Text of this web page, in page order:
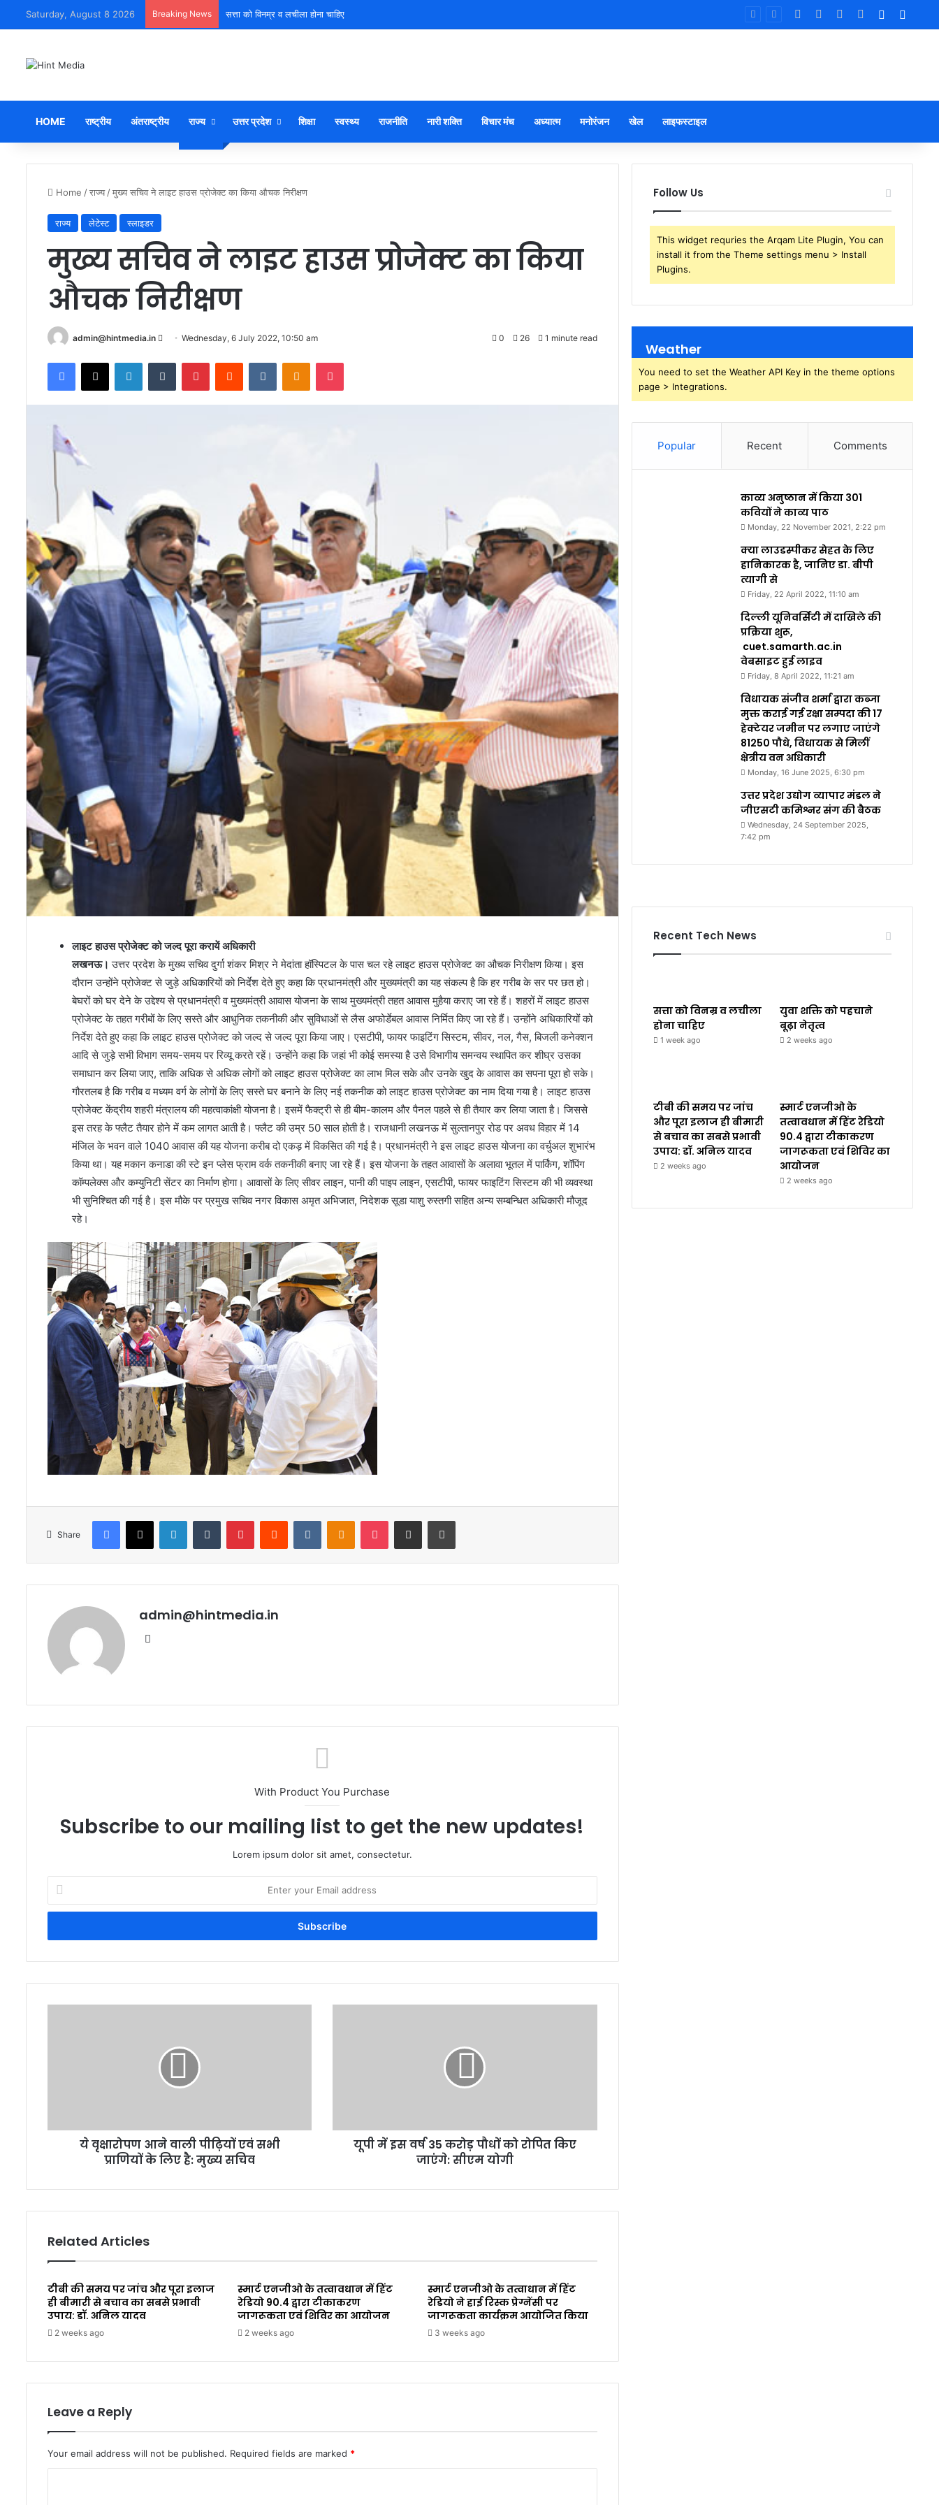
Saturday, August 8 2026 Breaking News युवा शक्ति को पहचाने बूढ़ा नेतृत्व Facebook YouTubeInstagram
Log In
HOME राष्ट्रीय अंतराष्ट्रीय राज्य उत्तर प्रदेश शिक्षा स्वस्थ्य राजनीति नारी शक्ति विचार मंच अध्यात्म मनोरंजन खेल लाइफस्टाइल
Home /राज्य /मुख्य सचिव ने लाइट हाउस प्रोजेक्ट का किया औचक निरीक्षण
राज्य लेटेस्ट स्लाइडर
मुख्य सचिव ने लाइट हाउस प्रोजेक्ट का किया
औचक निरीक्षण
admin@hintmedia.in
Send
email
Wednesday, 6 July 2022, 10:50 am 0 26 1 minute read
Facebook
X LinkedInTumblr PinterestReddit VKontakteOdnoklassniki
Pocket
लाइट हाउस प्रोजेक्ट को जल्द पूरा करायें अधिकारी
लखनऊ। उत्तर प्रदेश के मुख्य सचिव दुर्गा शंकर मिश्र ने मेदांता हॉस्पिटल के पास चल रहे लाइट हाउस प्रोजेक्ट का औचक निरीक्षण किया। इस
दौरान उन्होंने प्रोजेक्ट से जुड़े अधिकारियों को निर्देश देते हुए कहा कि प्रधानमंत्री और मुख्यमंत्री का यह संकल्प है कि हर गरीब के सर पर छत हो।
बेघरों को घर देने के उद्देश्य से प्रधानमंत्री व मुख्यमंत्री आवास योजना के साथ मुख्यमंत्री तहत आवास मुहैया कराए जा रहे हैं। शहरों में लाइट हाउस
प्रोजेक्ट के तहत गरीबों के लिए सस्ते और आधुनिक तकनीकी और सुविधाओं से लैस अफोर्डेबल आवास निर्मित किए जा रहे हैं। उन्होंने अधिकारियों को
निर्देश देते हुए कहा कि लाइट हाउस प्रोजेक्ट को जल्द से जल्द पूरा किया जाए। एसटीपी, फायर फाइटिंग सिस्टम, सीवर, नल, गैस, बिजली कनेक्शन
आदि से जुड़े सभी विभाग समय-समय पर रिव्यू करते रहें। उन्होंने कहा कि जहां भी कोई समस्या है उसे विभागीय समन्वय स्थापित कर शीघ्र उसका
समाधान कर लिया जाए, ताकि अधिक से अधिक लोगों को लाइट हाउस प्रोजेक्ट का लाभ मिल सके और उनके खुद के आवास का सपना पूरा हो सके।
गौरतलब है कि गरीब व मध्यम वर्ग के लोगों के लिए सस्ते घर बनाने के लिए नई तकनीक को लाइट हाउस प्रोजेक्ट का नाम दिया गया है। लाइट हाउस
प्रोजेक्ट केंद्रीय शहरी मंत्रालय की महत्वाकांक्षी योजना है। इसमें फैक्ट्री से ही बीम-कालम और पैनल पहले से ही तैयार कर लिया जाता है। जिससे
इस तरह के फ्लैट तैयार होने में कम लागत आती है। फ्लैट की उम्र 50 साल होती है। राजधानी लखनऊ में सुल्तानपुर रोड पर अवध विहार में 14
मंजिल के भवन वाले 1040 आवास की यह योजना करीब दो एकड़ में विकसित की गई है। प्रधानमंत्री ने इस लाइट हाउस योजना का वर्चुअल शुभारंभ
किया था। यह मकान कनाडा की स्टे इन प्लेस फ्राम वर्क तकनीकी बनाए जा रहे हैं। इस योजना के तहत आवासों के अलावा भूतल में पार्किंग, शॉपिंग
कॉम्पलेक्स और कम्युनिटी सेंटर का निर्माण होगा। आवासों के लिए सीवर लाइन, पानी की पाइप लाइन, एसटीपी, फायर फाइटिंग सिस्टम की भी व्यवस्था
भी सुनिश्चित की गई है। इस मौके पर प्रमुख सचिव नगर विकास अमृत अभिजात, निदेशक सूडा याशु रुस्तगी सहित अन्य सम्बन्धित अधिकारी मौजूद
रहे।
Share
Facebook
X LinkedInTumblr PinterestReddit VKontakteOdnoklassniki
Pocket Share via Email Print
admin@hintmedia.in
With Product You Purchase
Subscribe to our mailing list to get the new updates!
Lorem ipsum dolor sit amet, consectetur.
your
Email
ये वृक्षारोपण आने वाली पीढ़ियों एवं सभी
प्राणियों के लिए है: मुख्य सचिव
यूपी में इस वर्ष 35 करोड़ पौधों को रोपित किए
जाएंगे: सीएम योगी
Related Articles
टीबी की समय पर जांच और पूरा इलाज
ही बीमारी से बचाव का सबसे प्रभावी
उपाय: डॉ. अनिल यादव
2 weeks ago
स्मार्ट एनजीओ के तत्वावधान में हिंट
रेडियो 90.4 द्वारा टीकाकरण
जागरूकता एवं शिविर का आयोजन
2 weeks ago
स्मार्ट एनजीओ के तत्वाधान में हिंट
रेडियो ने हाई रिस्क प्रेग्नेंसी पर
जागरूकता कार्यक्रम आयोजित किया
3 weeks ago
Leave a Reply
Your email address will not be published. Required fields are marked *
Follow Us
This widget requries the Arqam Lite Plugin, You can
install it from the Theme settings menu > Install
Plugins.
Weather
You need to set the Weather API Key in the theme options
page > Integrations.
Popular Recent Comments
काव्य अनुष्ठान में किया 301
कवियों ने काव्य पाठ
Monday, 22 November 2021, 2:22 pm
क्या लाउडस्पीकर सेहत के लिए
हानिकारक है, जानिए डा. बीपी
त्यागी से
Friday, 22 April 2022, 11:10 am
दिल्ली यूनिवर्सिटी में दाखिले की
प्रक्रिया शुरू,
cuet.samarth.ac.in
वेबसाइट हुई लाइव
Friday, 8 April 2022, 11:21 am
विधायक संजीव शर्मा द्वारा कब्जा
मुक्त कराई गई रक्षा सम्पदा की 17
हेक्टेयर जमीन पर लगाए जाएंगे
81250 पौधे, विधायक से मिलीं
क्षेत्रीय वन अधिकारी
Monday, 16 June 2025, 6:30 pm
उत्तर प्रदेश उद्योग व्यापार मंडल ने
जीएसटी कमिश्नर संग की बैठक
Wednesday, 24 September 2025,
7:42 pm
Recent Tech News
सत्ता को विनम्र व लचीला
होना चाहिए
1 week ago
युवा शक्ति को पहचाने
बूढ़ा नेतृत्व
2 weeks ago
टीबी की समय पर जांच
और पूरा इलाज ही बीमारी
से बचाव का सबसे प्रभावी
उपाय: डॉ. अनिल यादव
2 weeks ago
स्मार्ट एनजीओ के
तत्वावधान में हिंट रेडियो
90.4 द्वारा टीकाकरण
जागरूकता एवं शिविर का
आयोजन
2 weeks ago